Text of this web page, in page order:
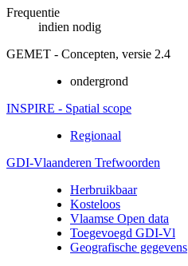
Frequentie
indien nodig
GEMET - Concepten, versie 2.4
ondergrond
INSPIRE - Spatial scope
Regionaal
GDI-Vlaanderen Trefwoorden
Herbruikbaar
Kosteloos
Vlaamse Open data
Toegevoegd GDI-Vl
Geografische gegevens